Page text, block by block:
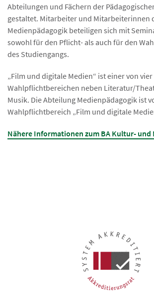
Abteilungen und Fächern der
gestaltet. Mitarbeiter und Mitarbeiterinnen
Medienpädagogik beteiligen sich mit
sowohl für den Pflicht- als auch für den
des Studiengangs.
„Film und digitale Medien“ ist einer von vier
Wahlpflichtbereichen neben Literatur/
Musik. Die Abteilung Medienpädagogik ist
Wahlpflichtbereich „Film und digitale
Nähere Informationen zum BA Kultur- und